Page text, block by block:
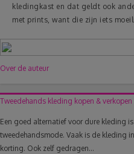
kledingkast en dat geldt ook
met prints, want die zijn iets
Over de auteur
Tweedehands kleding kopen &
Een goed alternatief voor dure kleding
tweedehandsmode. Vaak is de kleding
korting. Ook zelf gedragen...